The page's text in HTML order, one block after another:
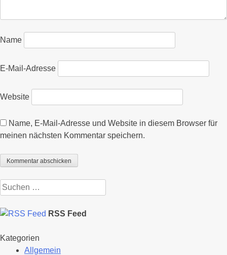
Name
E-Mail-Adresse
Website
Name, E-Mail-Adresse und Website in diesem Browser für
meinen nächsten Kommentar speichern.
Suchen
nach:
RSS Feed
Kategorien
Allgemein